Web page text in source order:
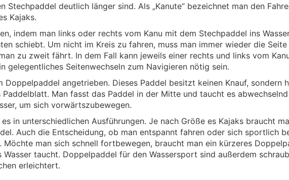
Stechpaddel deutlich länger sind. Als „Kanute“ bezeichnet man den
Kajaks.
indem man links oder rechts vom Kanu mit dem Stechpaddel ins
schiebt. Um nicht im Kreis zu fahren, muss man immer wieder die Seite
zu zweit fährt. In dem Fall kann jeweils einer rechts und links vom
gelegentliches Seitenwechseln zum Navigieren nötig sein.
Doppelpaddel angetrieben. Dieses Paddel besitzt keinen Knauf, sondern
Man fasst das Paddel in der Mitte und taucht es
um sich vorwärtszubewegen.
in unterschiedlichen Ausführungen. Je nach Größe es Kajaks braucht
Auch die Entscheidung, ob man entspannt fahren oder sich sportlich
Möchte man sich schnell fortbewegen, braucht man ein kürzeres
Wasser taucht. Doppelpaddel für den Wassersport sind außerdem
erleichtert.